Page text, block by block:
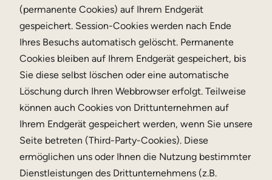
(permanente Cookies) auf Ihrem Endgerät
gespeichert. Session-Cookies werden nach Ende
Ihres Besuchs automatisch gelöscht. Permanente
Cookies bleiben auf Ihrem Endgerät gespeichert, bis
Sie diese selbst löschen oder eine automatische
Löschung durch Ihren Webbrowser erfolgt. Teilweise
können auch Cookies von Drittunternehmen auf
Ihrem Endgerät gespeichert werden, wenn Sie unsere
Seite betreten (Third-Party-Cookies). Diese
ermöglichen uns oder Ihnen die Nutzung bestimmter
Dienstleistungen des Drittunternehmens (z.B.